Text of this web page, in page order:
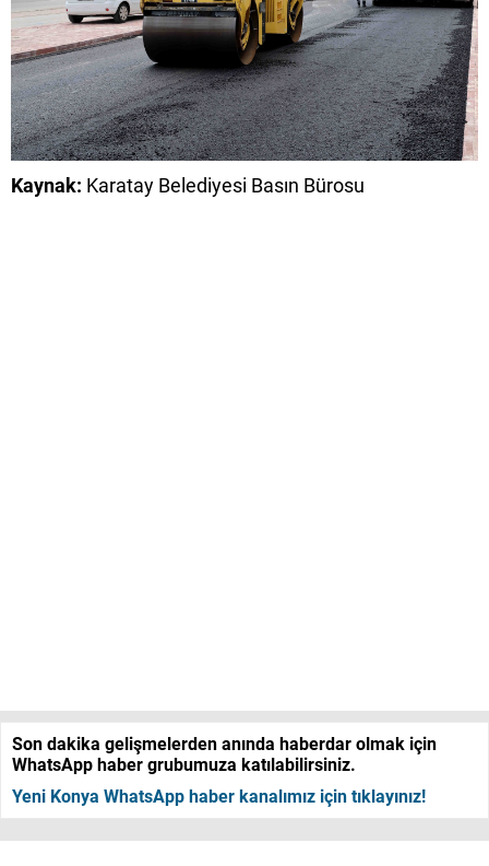
Kaynak: Karatay Belediyesi Basın Bürosu
Son dakika gelişmelerden anında haberdar olmak için
WhatsApp haber grubumuza katılabilirsiniz.
Yeni Konya WhatsApp haber kanalımız için tıklayınız!